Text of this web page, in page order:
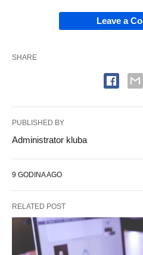
Leave a
SHARE
PUBLISHED BY
Administrator kluba
9 GODINA AGO
RELATED POST